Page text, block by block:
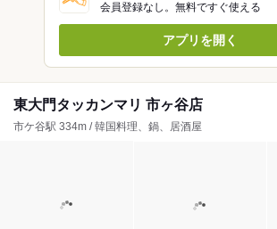
会員登録なし。無料ですぐ使える
アプリを開く
東大門タッカンマリ 市ヶ谷店
市ケ谷駅 334m / 韓国料理、鍋、居酒屋